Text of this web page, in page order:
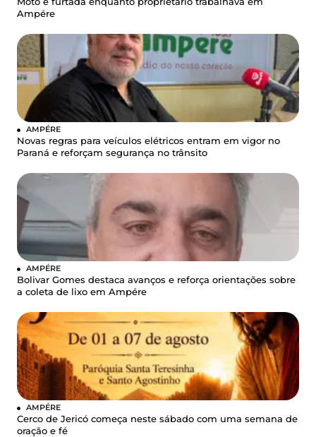
Ampére
AMPÉRE
Novas regras para veículos elétricos entram em vigor no
Paraná e reforçam segurança no trânsito
AMPÉRE
Bolivar Gomes destaca avanços e reforça orientações sobre
a coleta de lixo em Ampére
AMPÉRE
Cerco de Jericó começa neste sábado com uma semana de
oração e fé